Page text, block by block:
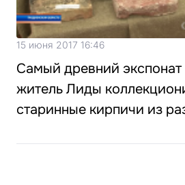
15 июня 2017 16:46
Самый древний экспонат
житель Лиды
старинные кирпичи из